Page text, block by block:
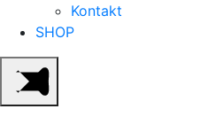
Kontakt
SHOP